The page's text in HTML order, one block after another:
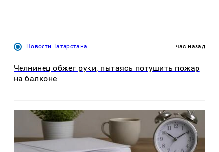
Новости Татарстана час назад
Челнинец обжег руки, пытаясь потушить пожар
на балконе